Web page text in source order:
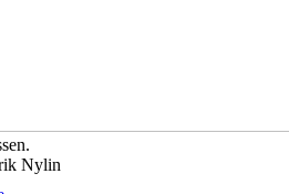
Nylin